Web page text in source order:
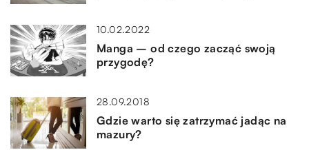
10.02.2022
Manga – od czego zacząć swoją
przygodę?
28.09.2018
Gdzie warto się zatrzymać jadąc na
mazury?